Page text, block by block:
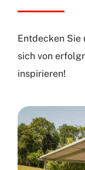
Entdecken Sie
sich von
inspirieren!